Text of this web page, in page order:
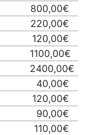
800,00€
220,00€
120,00€
1100,00€
2400,00€
40,00€
120,00€
90,00€
110,00€